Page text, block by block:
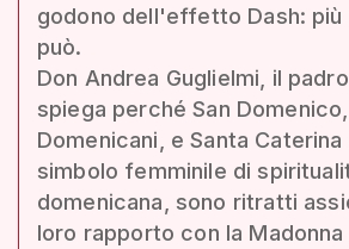
godono dell'effetto Dash: più
può.
Don Andrea Guglielmi, il
spiega perché San
Domenicani, e Santa Caterina
simbolo femminile di
domenicana, sono ritratti
loro rapporto con la Madonna